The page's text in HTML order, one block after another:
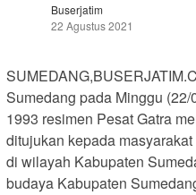
Buserjatim
22 Agustus 2021
Sumedang pada Minggu
1993 resimen Pesat Gatra
ditujukan kepada
di wilayah Kabupaten
budaya Kabupaten